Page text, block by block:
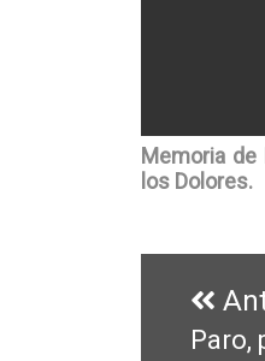
Memoria
los Dolores.
Paro,